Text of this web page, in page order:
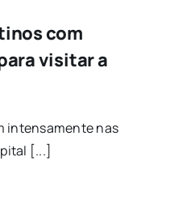
com
visitar a
intensamente nas
[...]